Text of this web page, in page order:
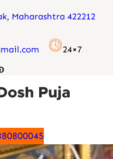
Maharashtra 422212
24×7